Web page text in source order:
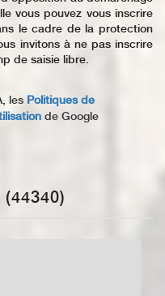
vous pouvez vous inscrire
le cadre de la protection
invitons à ne pas inscrire
de saisie libre.
les Politiques de
de Google